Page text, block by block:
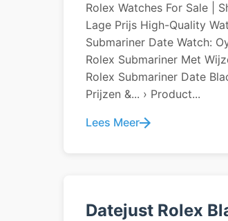
Rolex Watches For Sale |
Lage Prijs High-Quality
Submariner Date Watch:
Rolex Submariner Met
Rolex Submariner Date
Prijzen &... › Product...
Lees Meer
Datejust Rolex